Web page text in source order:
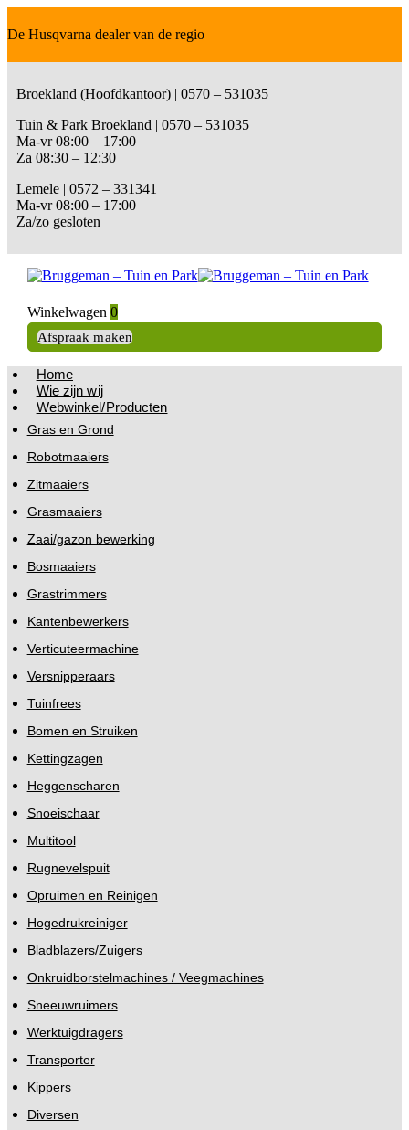
De Husqvarna dealer van de regio
Broekland (Hoofdkantoor) | 0570 – 531035
Tuin & Park Broekland | 0570 – 531035
Ma-vr 08:00 – 17:00
Za 08:30 – 12:30
Lemele | 0572 – 331341
Ma-vr 08:00 – 17:00
Za/zo gesloten
Winkelwagen 0
Afspraak maken
Home
Wie zijn wij
Webwinkel/Producten
Gras en Grond
Robotmaaiers
Zitmaaiers
Grasmaaiers
Zaai/gazon bewerking
Bosmaaiers
Grastrimmers
Kantenbewerkers
Verticuteermachine
Versnipperaars
Tuinfrees
Bomen en Struiken
Kettingzagen
Heggenscharen
Snoeischaar
Multitool
Rugnevelspuit
Opruimen en Reinigen
Hogedrukreiniger
Bladblazers/Zuigers
Onkruidborstelmachines / Veegmachines
Sneeuwruimers
Werktuigdragers
Transporter
Kippers
Diversen